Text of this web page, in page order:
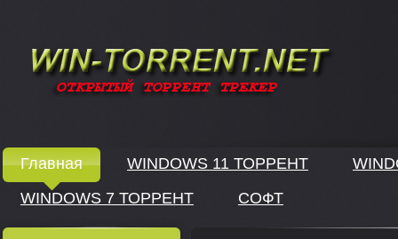
Главная WINDOWS 11 ТОРРЕНТ
WINDOWS 7 ТОРРЕНТ
СОФТ